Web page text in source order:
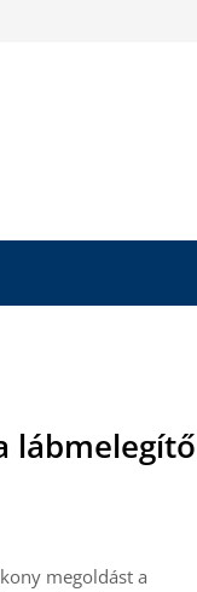
lábmelegítő
megoldást a